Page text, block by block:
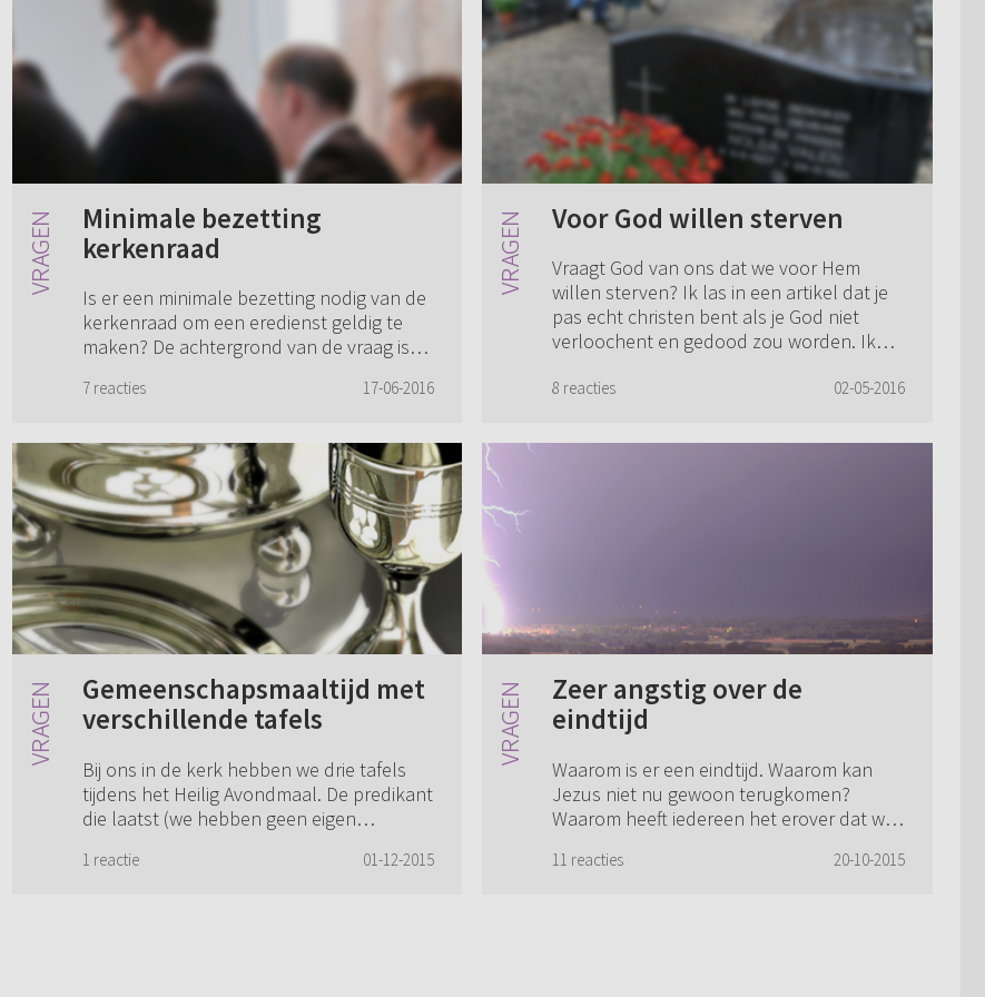
Minimale bezetting
kerkenraad
Is er een minimale bezetting nodig van de
kerkenraad om een eredienst geldig te
maken? De achtergrond van de vraag is
het regelmatig voorkomt dat er slecht t...
7 reacties 17-06-2016
Voor God willen sterven
Vraagt God van ons dat we voor Hem
willen sterven? Ik las in een artikel dat je
pas echt christen bent als je God niet
verloochent en gedood zou worden. Ik
kennen...
8 reacties 02-05-2016
Gemeenschapsmaaltijd met
verschillende tafels
Bij ons in de kerk hebben we drie tafels
tijdens het Heilig Avondmaal. De predikant
die laatst (we hebben geen eigen
bediende, benadrukte dat het een
1 reactie 01-12-2015
Zeer angstig over de
eindtijd
Waarom is er een eindtijd. Waarom kan
Jezus niet nu gewoon terugkomen?
Waarom heeft iedereen het erover dat we
Ik ben een boze, gefrustreerde moeder
11 reacties 20-10-2015